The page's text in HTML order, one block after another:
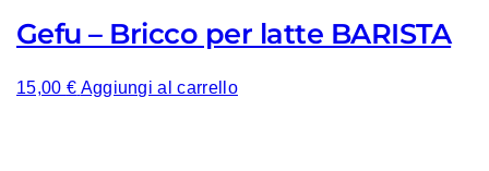
Gefu – Bricco per latte BARISTA
15,00 € Aggiungi al carrello